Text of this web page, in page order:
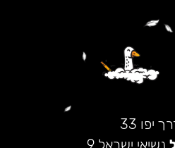
יפו 33
נשיאי ישראל 9